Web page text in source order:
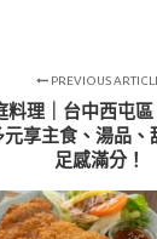
PREVIOUS
料理｜台中西屯
元享主食、湯品
足感滿分！